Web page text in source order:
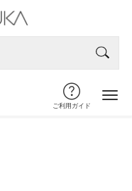
ご利用ガイド